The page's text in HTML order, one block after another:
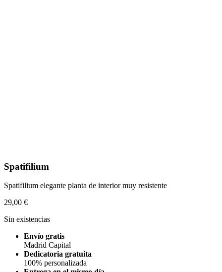
Spatifilium
Spatifilium elegante planta de interior muy resistente
29,00 €
Sin existencias
Envío gratis
Madrid Capital
Dedicatoria gratuita
100% personalizada